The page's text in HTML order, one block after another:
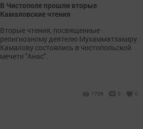
В Чистополе прошли вторые
Камаловские чтения
Вторые чтения, посвященные
религиозному деятелю Мухамматзакиру
Камалову состоялись в чистопольской
мечети "Анас".
1706 0 0